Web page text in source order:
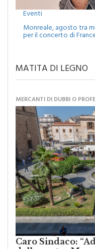
Monreale, agosto tra
per il concerto di
Caro Sindaco:
della nostra